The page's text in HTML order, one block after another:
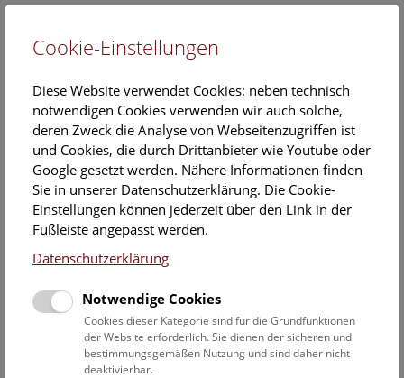
EN
Veranstaltungskalender
Informationen zu Gruppen,- Kindergarten- und
Schulprogrammen finden Siehier
Datumsfilter
3.3.2024
Cookie-Einstellungen
Diese Website verwendet Cookies: neben technisch
notwendigen Cookies verwenden wir auch solche,
deren Zweck die Analyse von Webseitenzugriffen ist
und Cookies, die durch Drittanbieter wie Youtube oder
Google gesetzt werden. Nähere Informationen finden
Sie in unserer Datenschutzerklärung. Die Cookie-
Einstellungen können jederzeit über den Link in der
Fußleiste angepasst werden.
Datenschutzerklärung
Notwendige Cookies
Cookies dieser Kategorie sind für die Grundfunktionen
der Website erforderlich. Sie dienen der sicheren und
bestimmungsgemäßen Nutzung und sind daher nicht
deaktivierbar.